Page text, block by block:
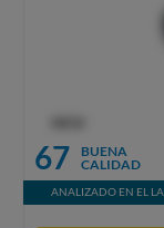
67
BUENA
CALIDAD
ANALIZADO EN EL